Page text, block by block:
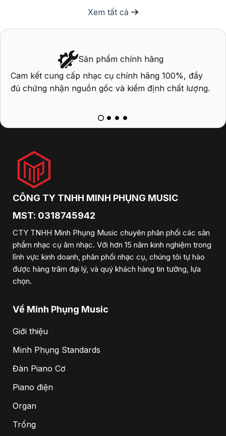
Xem tất cả
Sản phẩm chính hãng
Cam kết cung cấp nhạc cụ chính hãng 100%, đầy
đủ chứng nhận nguồn gốc và kiểm định chất lượng.
CÔNG TY TNHH MINH PHỤNG MUSIC
MST: 0318745942
CTY TNHH Minh Phụng Music chuyên phân phối các sản
phẩm nhạc cụ âm nhạc. Với hơn 15 năm kinh nghiệm trong
lĩnh vực kinh doanh, phân phối nhạc cụ, chúng tôi tự hào
được hàng trăm đại lý, và quý khách hàng tin tưởng, lựa
chọn.
Về Minh Phụng Music
Giới thiệu
Minh Phụng Standards
Đàn Piano Cơ
Piano điện
Organ
Trống